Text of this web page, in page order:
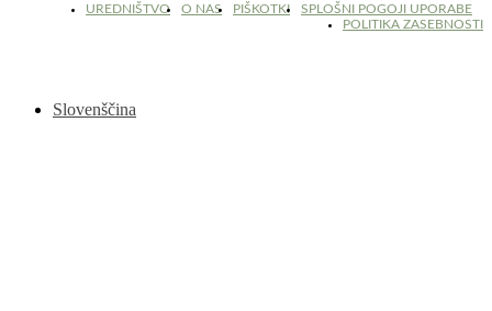
UREDNIŠTVO O NAS PIŠKOTKI
SPLOŠNI POGOJI UPORABE
POLITIKA ZASEBNOSTI
Slovenščina